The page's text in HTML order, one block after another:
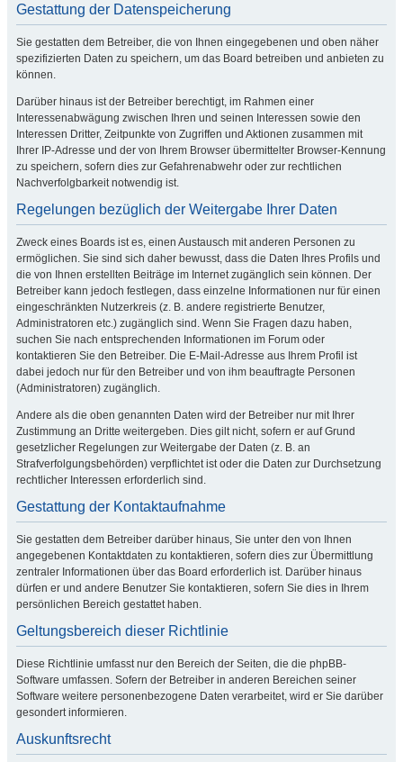
Gestattung der Datenspeicherung
Sie gestatten dem Betreiber, die von Ihnen eingegebenen und oben näher
spezifizierten Daten zu speichern, um das Board betreiben und anbieten zu
können.
Darüber hinaus ist der Betreiber berechtigt, im Rahmen einer
Interessenabwägung zwischen Ihren und seinen Interessen sowie den
Interessen Dritter, Zeitpunkte von Zugriffen und Aktionen zusammen mit
Ihrer IP-Adresse und der von Ihrem Browser übermittelter Browser-Kennung
zu speichern, sofern dies zur Gefahrenabwehr oder zur rechtlichen
Nachverfolgbarkeit notwendig ist.
Regelungen bezüglich der Weitergabe Ihrer Daten
Zweck eines Boards ist es, einen Austausch mit anderen Personen zu
ermöglichen. Sie sind sich daher bewusst, dass die Daten Ihres Profils und
die von Ihnen erstellten Beiträge im Internet zugänglich sein können. Der
Betreiber kann jedoch festlegen, dass einzelne Informationen nur für einen
eingeschränkten Nutzerkreis (z. B. andere registrierte Benutzer,
Administratoren etc.) zugänglich sind. Wenn Sie Fragen dazu haben,
suchen Sie nach entsprechenden Informationen im Forum oder
kontaktieren Sie den Betreiber. Die E-Mail-Adresse aus Ihrem Profil ist
dabei jedoch nur für den Betreiber und von ihm beauftragte Personen
(Administratoren) zugänglich.
Andere als die oben genannten Daten wird der Betreiber nur mit Ihrer
Zustimmung an Dritte weitergeben. Dies gilt nicht, sofern er auf Grund
gesetzlicher Regelungen zur Weitergabe der Daten (z. B. an
Strafverfolgungsbehörden) verpflichtet ist oder die Daten zur Durchsetzung
rechtlicher Interessen erforderlich sind.
Gestattung der Kontaktaufnahme
Sie gestatten dem Betreiber darüber hinaus, Sie unter den von Ihnen
angegebenen Kontaktdaten zu kontaktieren, sofern dies zur Übermittlung
zentraler Informationen über das Board erforderlich ist. Darüber hinaus
dürfen er und andere Benutzer Sie kontaktieren, sofern Sie dies in Ihrem
persönlichen Bereich gestattet haben.
Geltungsbereich dieser Richtlinie
Diese Richtlinie umfasst nur den Bereich der Seiten, die die phpBB-
Software umfassen. Sofern der Betreiber in anderen Bereichen seiner
Software weitere personenbezogene Daten verarbeitet, wird er Sie darüber
gesondert informieren.
Auskunftsrecht